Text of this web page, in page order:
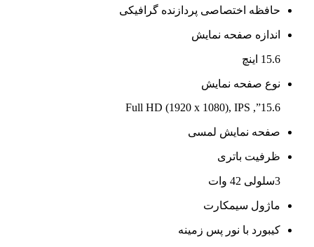
حافظه اختصاصی پردازنده گرافیکی
اندازه صفحه نمایش
15.6 اینچ
نوع صفحه نمایش
15.6”, Full HD (1920 x 1080), IPS
صفحه نمایش لمسی
ظرفیت باتری
3سلولی 42 وات
ماژول سیمکارت
کیبورد با نور پس زمینه